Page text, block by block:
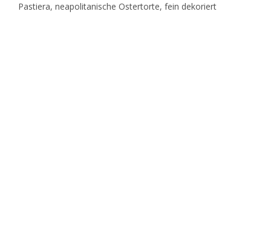
Pastiera, neapolitanische Ostertorte, fein dekoriert